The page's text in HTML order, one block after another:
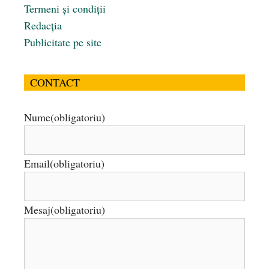
Termeni și condiții
Redacția
Publicitate pe site
CONTACT
Nume(obligatoriu)
Email(obligatoriu)
Mesaj(obligatoriu)